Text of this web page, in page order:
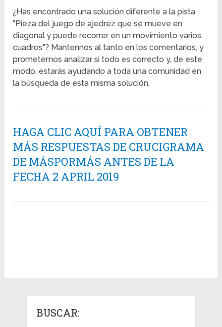
¿Has encontrado una solución diferente a la pista
"Pieza del juego de ajedrez que se mueve en
diagonal y puede recorrer en un movimiento varios
cuadros"? Mantennos al tanto en los comentarios, y
prometemos analizar si todo es correcto y, de este
modo, estarás ayudando a toda una comunidad en
la búsqueda de esta misma solución.
HAGA CLIC AQUÍ PARA OBTENER
MÁS RESPUESTAS DE CRUCIGRAMA
DE MÁSPORMÁS ANTES DE LA
FECHA 2 APRIL 2019
BUSCAR: